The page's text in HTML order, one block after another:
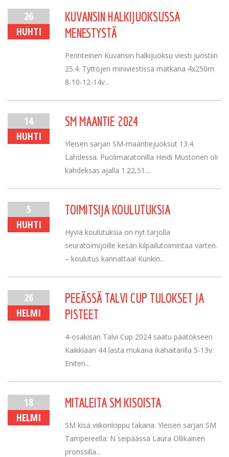
26
HUHTI
KUVANSIN HALKIJUOKSUSSA
MENESTYSTÄ
Perinteinen Kuvansin halkijuoksu viesti juostiin
25.4. Tyttöjen miniviestissä matkana 4x250m
8-10-12-14v...
14
HUHTI
SM MAANTIE 2024
Yleisen sarjan SM-maantiejuoksut 13.4.
Lahdessa. Puolimaratonilla Heidi Mustonen oli
kahdeksas ajalla 1.22,51....
5
HUHTI
TOIMITSIJA KOULUTUKSIA
Hyviä koulutuksia on nyt tarjolla
seuratoimijoille kesän kilpailutoimintaa varten.
– koulutus kannattaa! Kunkin...
26
HELMI
PEEÄSSÄ TALVI CUP TULOKSET JA
PISTEET
4-osakisan Talvi Cup 2024 saatu päätökseen
Kaikkiaan 44 lasta mukana ikähaitarilla 5-13v.
Eniten...
18
HELMI
MITALEITA SM KISOISTA
SM kisa viikonloppu takana. Yleisen sarjan SM
Tampereella: N seipäässä Laura Ollikainen
pronssilla...